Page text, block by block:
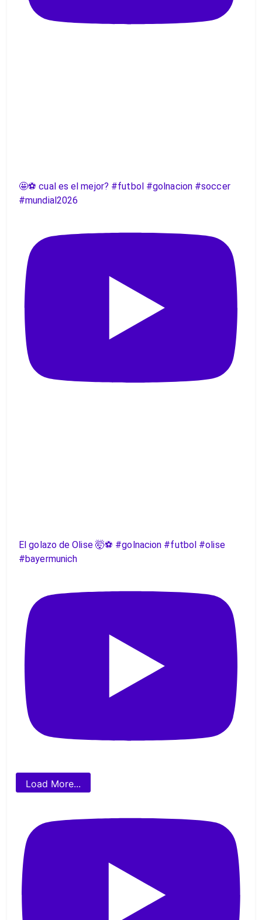
🤩⚽️ cual es el mejor? #futbol #golnacion #soccer
#mundial2026
El golazo de Olise 🤯⚽️ #golnacion #futbol #olise
#bayermunich
Load More...